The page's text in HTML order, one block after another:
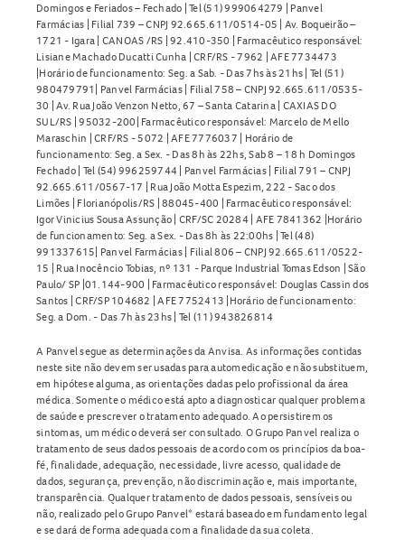
Domingos e Feriados – Fechado | Tel (51) 999064279 | Panvel
Farmácias | Filial 739 – CNPJ 92.665.611/0514-05 | Av. Boqueirão –
1721 - Igara | CANOAS /RS | 92.410-350 | Farmacêutico responsável:
Lisiane Machado Ducatti Cunha | CRF/RS - 7962 | AFE 7734473
|Horário de funcionamento: Seg. a Sab. - Das 7hs às 21hs | Tel (51)
980479791| Panvel Farmácias | Filial 758 – CNPJ 92.665.611/0535-
30 | Av. Rua João Venzon Netto, 67 – Santa Catarina | CAXIAS DO
SUL/RS | 95032-200| Farmacêutico responsável: Marcelo de Mello
Maraschin | CRF/RS - 5072 | AFE 7776037 | Horário de
funcionamento: Seg. a Sex. - Das 8h às 22hs, Sab 8 – 18 h Domingos
Fechado | Tel (54) 996259744 | Panvel Farmácias | Filial 791 – CNPJ
92.665.611/0567-17 | Rua João Motta Espezim, 222 - Saco dos
Limões | Florianópolis/RS | 88045-400 | Farmacêutico responsável:
Igor Vinicius Sousa Assunção | CRF/SC 20284 | AFE 7841362 |Horário
de funcionamento: Seg. a Sex. - Das 8h às 22:00hs | Tel (48)
991337615| Panvel Farmácias | Filial 806 – CNPJ 92.665.611/0522-
15 | Rua Inocêncio Tobias, nº 131 - Parque Industrial Tomas Edson | São
Paulo/ SP |01.144-900 | Farmacêutico responsável: Douglas Cassin dos
Santos | CRF/SP 104682 | AFE 7752413 |Horário de funcionamento:
Seg. a Dom. - Das 7h às 23hs | Tel (11) 943826814
A Panvel segue as determinações da Anvisa. As informações contidas
neste site não devem ser usadas para automedicação e não substituem,
em hipótese alguma, as orientações dadas pelo profissional da área
médica. Somente o médico está apto a diagnosticar qualquer problema
de saúde e prescrever o tratamento adequado. Ao persistirem os
sintomas, um médico deverá ser consultado. O Grupo Panvel realiza o
tratamento de seus dados pessoais de acordo com os princípios da boa-
fé, finalidade, adequação, necessidade, livre acesso, qualidade de
dados, segurança, prevenção, não discriminação e, mais importante,
transparência. Qualquer tratamento de dados pessoais, sensíveis ou
não, realizado pelo Grupo Panvel* estará baseado em fundamento legal
e se dará de forma adequada com a finalidade da sua coleta.